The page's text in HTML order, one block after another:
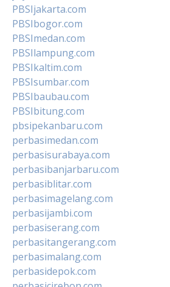
PBSIjakarta.com
PBSIbogor.com
PBSImedan.com
PBSIlampung.com
PBSIkaltim.com
PBSIsumbar.com
PBSIbaubau.com
PBSIbitung.com
pbsipekanbaru.com
perbasimedan.com
perbasisurabaya.com
perbasibanjarbaru.com
perbasiblitar.com
perbasimagelang.com
perbasijambi.com
perbasiserang.com
perbasitangerang.com
perbasimalang.com
perbasidepok.com